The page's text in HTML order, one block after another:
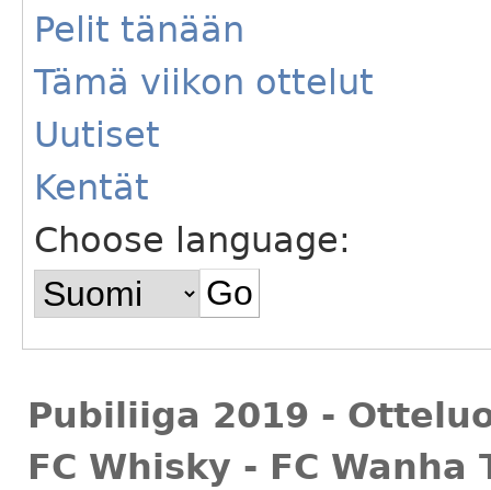
Pelit tänään
Tämä viikon ottelut
Uutiset
Kentät
Choose language:
Pubiliiga 2019 -
FC Whisky - FC Wanha